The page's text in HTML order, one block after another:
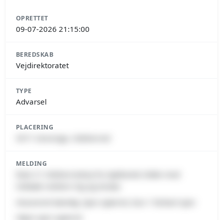
OPRETTET
09-07-2026 21:15:00
BEREDSKAB
Vejdirektoratet
TYPE
Advarsel
PLACERING
MELDING